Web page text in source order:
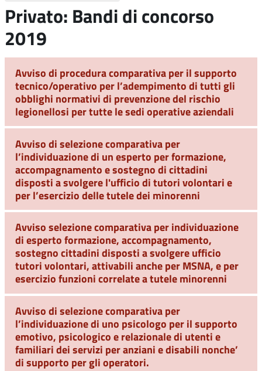
Privato: Bandi di concorso
2019
Avviso di procedura comparativa per il supporto
tecnico/operativo per l’adempimento di tutti gli
obblighi normativi di prevenzione del rischio
legionellosi per tutte le sedi operative aziendali
Avviso di selezione comparativa per
l’individuazione di un esperto per formazione,
accompagnamento e sostegno di cittadini
disposti a svolgere l'ufficio di tutori volontari e
per l’esercizio delle tutele dei minorenni
Avviso selezione comparativa per individuazione
di esperto formazione, accompagnamento,
sostegno cittadini disposti a svolgere ufficio
tutori volontari, attivabili anche per MSNA, e per
esercizio funzioni correlate a tutele minorenni
Avviso di selezione comparativa per
l’individuazione di uno psicologo per il supporto
emotivo, psicologico e relazionale di utenti e
familiari dei servizi per anziani e disabili nonche’
di supporto per gli operatori.